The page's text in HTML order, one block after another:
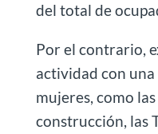
del total de
Por el contrario,
actividad con una
mujeres, como
construcción, las